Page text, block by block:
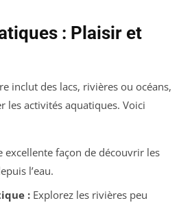
: Plaisir et
inclut des lacs, rivières ou océans,
les activités aquatiques. Voici
excellente façon de découvrir les
l’eau.
:Explorez les rivières peu